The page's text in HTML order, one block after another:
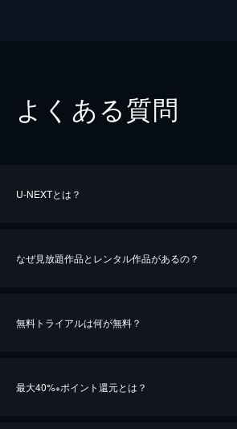
よくある質問
U-NEXTとは？
なぜ見放題作品とレンタル作品があるの？
無料トライアルは何が無料？
最大40%※ポイント還元とは？